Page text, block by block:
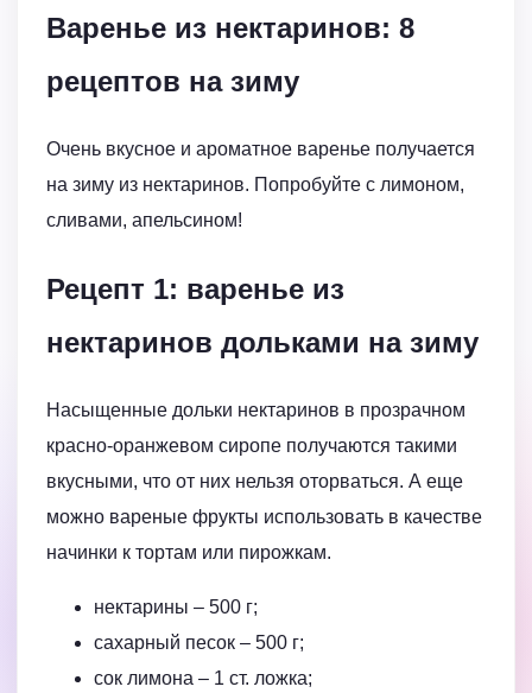
Варенье из нектаринов: 8
рецептов на зиму
Очень вкусное и ароматное варенье получается
на зиму из нектаринов. Попробуйте с лимоном,
сливами, апельсином!
Рецепт 1: варенье из
нектаринов дольками на зиму
Насыщенные дольки нектаринов в прозрачном
красно-оранжевом сиропе получаются такими
вкусными, что от них нельзя оторваться. А еще
можно вареные фрукты использовать в качестве
начинки к тортам или пирожкам.
нектарины – 500 г;
сахарный песок – 500 г;
сок лимона – 1 ст. ложка;